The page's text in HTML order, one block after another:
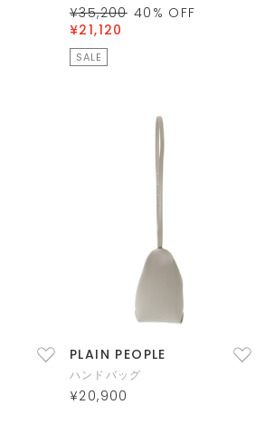
¥35,200 40 % OFF
¥21,120
SALE
PLAIN PEOPLE
ハンドバッグ
¥20,900